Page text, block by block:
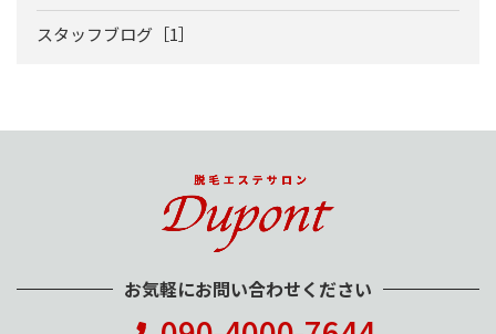
スタッフブログ［1］
お気軽にお問い合わせください